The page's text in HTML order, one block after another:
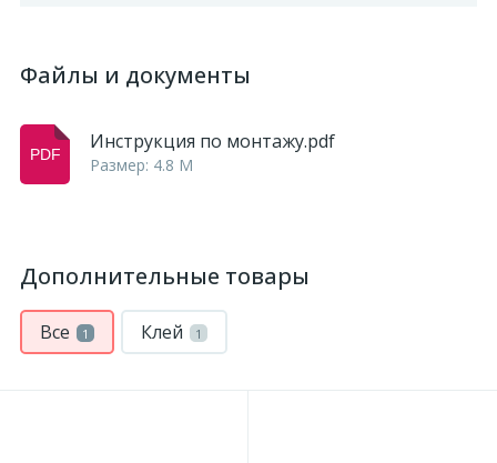
Файлы и документы
Инструкция по монтажу.pdf
Размер: 4.8 M
Дополнительные товары
Все 1 Клей 1